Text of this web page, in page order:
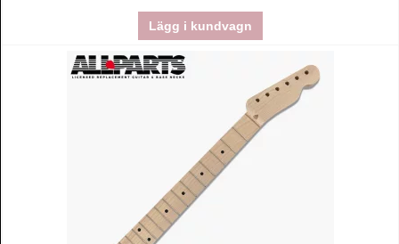
Lägg i kundvagn